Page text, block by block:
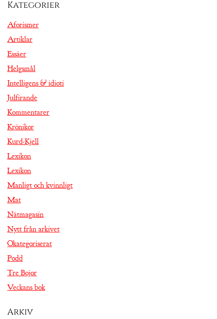
Kategorier
Aforismer
Artiklar
Essäer
Helgsmål
Intelligens & idioti
Julfirande
Kommentarer
Krönikor
Kurd-Kjell
Lexikon
Lexikon
Manligt och kvinnligt
Mat
Nätmagasin
Nytt från arkivet
Okategoriserat
Podd
Tre Bojor
Veckans bok
Arkiv